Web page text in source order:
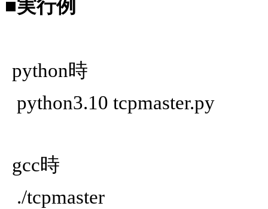
■実行例
python時
python3.10 tcpmaster.py
gcc時
./tcpmaster